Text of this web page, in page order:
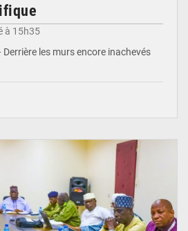
à 15h35
les murs encore inachevés